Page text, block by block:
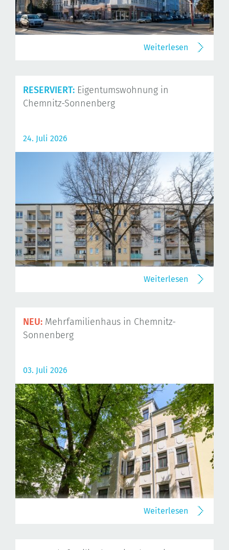
Weiterlesen
RESERVIERT: Eigentumswohnung in
Chemnitz-Sonnenberg
24. Juli 2026
Weiterlesen
NEU: Mehrfamilienhaus in Chemnitz-
Sonnenberg
03. Juli 2026
Weiterlesen